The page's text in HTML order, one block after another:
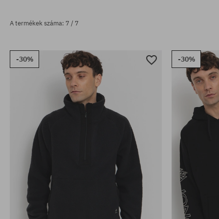
A termékek száma: 7 / 7
-30% -30%